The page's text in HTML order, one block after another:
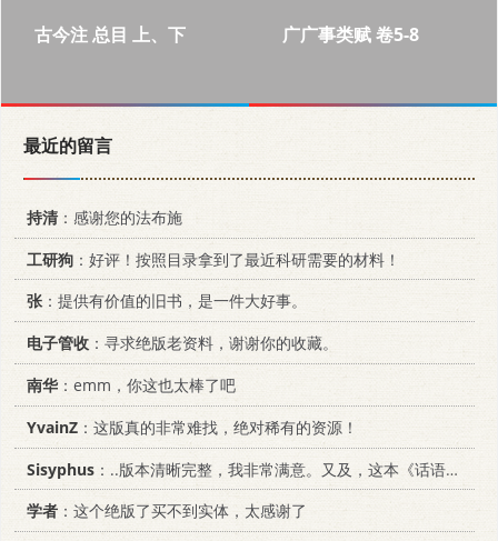
古今注 总目 上、下
广广事类赋 卷5-8
最近的留言
持清：感谢您的法布施
工研狗 ：好评！按照目录拿到了最近科研需要的材料！
张：提供有价值的旧书，是一件大好事。
电子管收 ：寻求绝版老资料，谢谢你的收藏。
南华 ：emm，你这也太棒了吧
YvainZ ：这版真的非常难找，绝对稀有的资源！
Sisyphus ：..版本清晰完整，我非常满意。又及，这本《话语的真相》...
学者 ：这个绝版了买不到实体，太感谢了